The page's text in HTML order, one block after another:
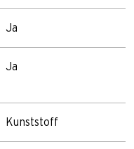
Ja
Ja
Kunststoff